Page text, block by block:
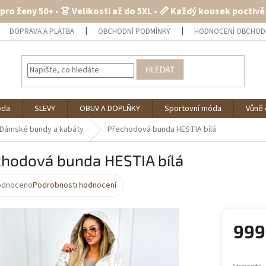
ženy 50+ • 👗 Velikosti až do 5XL • 📏 Každý kousek
DOPRAVA A PLATBA OBCHODNÍ PODMÍNKY HODNOCENÍ
HLEDAT
SLEVY OBUV A DOPLŇKY Sportovní móda
Dámské bundy a kabáty Přechodová bunda HESTIA bílá
bunda HESTIA bílá
Podrobnosti hodnocení